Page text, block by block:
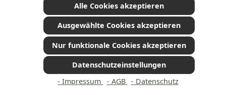
*Alle Preise inkl. gesetzl. Mehrwertsteuer zzgl.Versandkosten
und ggf.
Nachnahmegebühren, wenn nicht anders angegeben.
© 2026 Plamundo GmbH - Alle Rechte vorbehalten. Theme byThemeWare®
Alle Cookies akzeptieren
Ausgewählte Cookies akzeptieren
Nur funktionale Cookies akzeptieren
Datenschutzeinstellungen
- Impressum
- AGB - Datenschutz